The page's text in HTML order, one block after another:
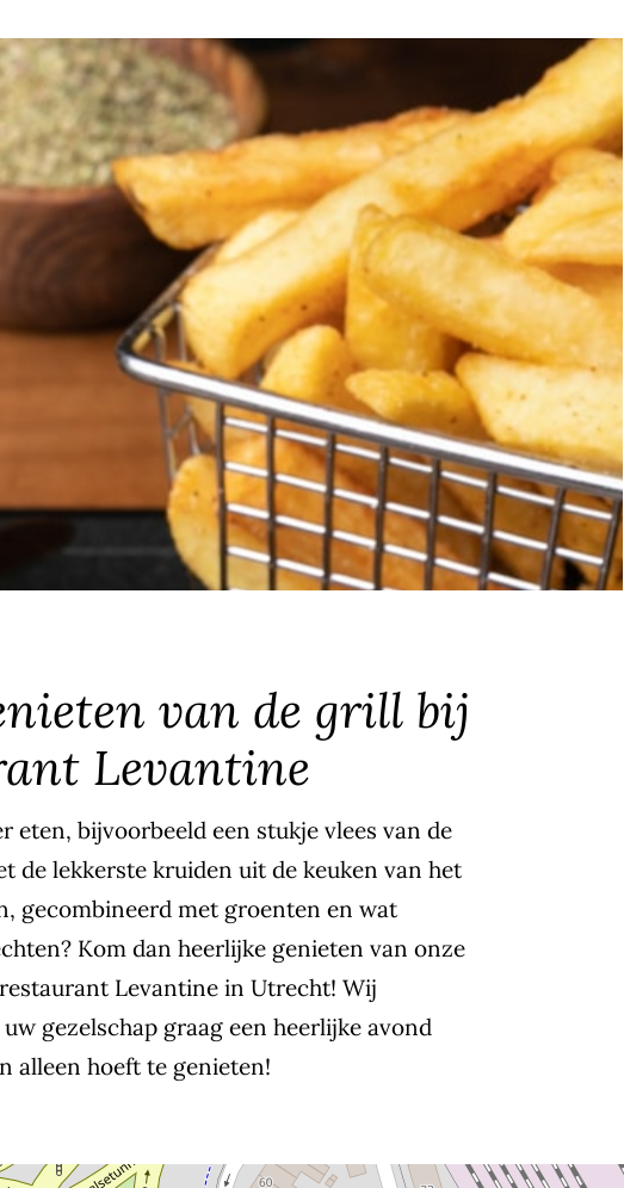
van de grill bij
Levantine
eten, bijvoorbeeld een stukje vlees van de
de lekkerste kruiden uit de keuken van het
gecombineerd met groenten en wat
Kom dan heerlijke genieten van onze
Levantine in Utrecht! Wij
gezelschap graag een heerlijke avond
alleen hoeft te genieten!